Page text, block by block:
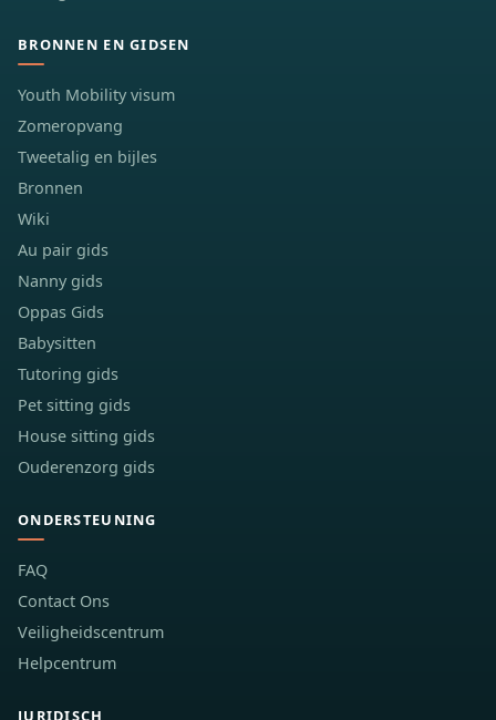
BRONNEN EN GIDSEN
Youth Mobility visum
Zomeropvang
Tweetalig en bijles
Bronnen
Wiki
Au pair gids
Nanny gids
Oppas Gids
Babysitten
Tutoring gids
Pet sitting gids
House sitting gids
Ouderenzorg gids
ONDERSTEUNING
FAQ
Contact Ons
Veiligheidscentrum
Helpcentrum
JURIDISCH